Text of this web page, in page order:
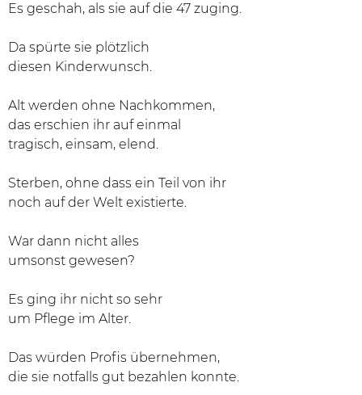
Es geschah, als sie auf die 47 zuging.
Da spürte sie plötzlich
diesen Kinderwunsch.
Alt werden ohne Nachkommen,
das erschien ihr auf einmal
tragisch, einsam, elend.
Sterben, ohne dass ein Teil von ihr
noch auf der Welt existierte.
War dann nicht alles
umsonst gewesen?
Es ging ihr nicht so sehr
um Pflege im Alter.
Das würden Profis übernehmen,
die sie notfalls gut bezahlen konnte.